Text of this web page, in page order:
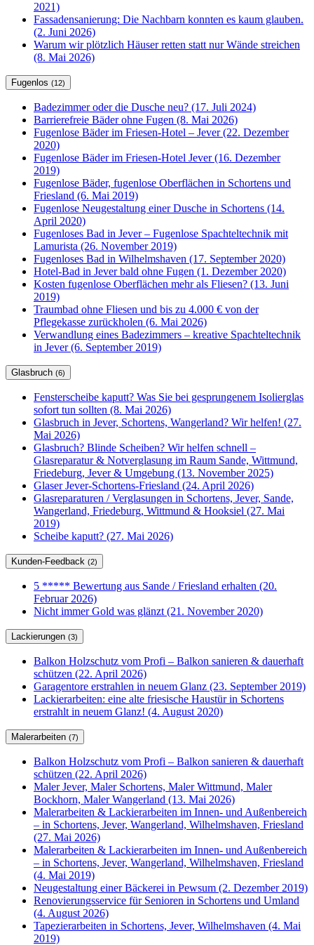
2021)
Fassadensanierung: Die Nachbarn konnten es kaum glauben.
(2. Juni 2026)
Warum wir plötzlich Häuser retten statt nur Wände streichen
(8. Mai 2026)
Fugenlos (12)
Badezimmer oder die Dusche neu? (17. Juli 2024)
Barrierefreie Bäder ohne Fugen (8. Mai 2026)
Fugenlose Bäder im Friesen-Hotel – Jever (22. Dezember
2020)
Fugenlose Bäder im Friesen-Hotel Jever (16. Dezember
2019)
Fugenlose Bäder, fugenlose Oberflächen in Schortens und
Friesland (6. Mai 2019)
Fugenlose Neugestaltung einer Dusche in Schortens (14.
April 2020)
Fugenloses Bad in Jever – Fugenlose Spachteltechnik mit
Lamurista (26. November 2019)
Fugenloses Bad in Wilhelmshaven (17. September 2020)
Hotel-Bad in Jever bald ohne Fugen (1. Dezember 2020)
Kosten fugenlose Oberflächen mehr als Fliesen? (13. Juni
2019)
Traumbad ohne Fliesen und bis zu 4.000 € von der
Pflegekasse zurückholen (6. Mai 2026)
Verwandlung eines Badezimmers – kreative Spachteltechnik
in Jever (6. September 2019)
Glasbruch (6)
Fensterscheibe kaputt? Was Sie bei gesprungenem Isolierglas
sofort tun sollten (8. Mai 2026)
Glasbruch in Jever, Schortens, Wangerland? Wir helfen! (27.
Mai 2026)
Glasbruch? Blinde Scheiben? Wir helfen schnell –
Glasreparatur & Notverglasung im Raum Sande, Wittmund,
Friedeburg, Jever & Umgebung (13. November 2025)
Glaser Jever-Schortens-Friesland (24. April 2026)
Glasreparaturen / Verglasungen in Schortens, Jever, Sande,
Wangerland, Friedeburg, Wittmund & Hooksiel (27. Mai
2019)
Scheibe kaputt? (27. Mai 2026)
Kunden-Feedback (2)
5 ***** Bewertung aus Sande / Friesland erhalten (20.
Februar 2026)
Nicht immer Gold was glänzt (21. November 2020)
Lackierungen (3)
Balkon Holzschutz vom Profi – Balkon sanieren & dauerhaft
schützen (22. April 2026)
Garagentore erstrahlen in neuem Glanz (23. September 2019)
Lackierarbeiten: eine alte friesische Haustür in Schortens
erstrahlt in neuem Glanz! (4. August 2020)
Malerarbeiten (7)
Balkon Holzschutz vom Profi – Balkon sanieren & dauerhaft
schützen (22. April 2026)
Maler Jever, Maler Schortens, Maler Wittmund, Maler
Bockhorn, Maler Wangerland (13. Mai 2026)
Malerarbeiten & Lackierarbeiten im Innen- und Außenbereich
– in Schortens, Jever, Wangerland, Wilhelmshaven, Friesland
(27. Mai 2026)
Malerarbeiten & Lackierarbeiten im Innen- und Außenbereich
– in Schortens, Jever, Wangerland, Wilhelmshaven, Friesland
(4. Mai 2019)
Neugestaltung einer Bäckerei in Pewsum (2. Dezember 2019)
Renovierungsservice für Senioren in Schortens und Umland
(4. August 2026)
Tapezierarbeiten in Schortens, Jever, Wilhelmshaven (4. Mai
2019)